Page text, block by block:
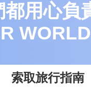
用心負
WORLD
索取旅行指南